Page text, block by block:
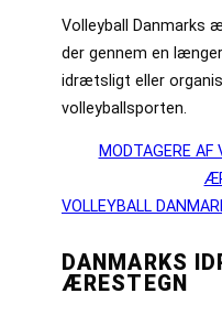
Volleyball Danmarks
der gennem en
idrætsligt eller
volleyballsporten.
MODTAGERE AF
VOLLEYBALL
DANMARKS
ÆRESTEGN